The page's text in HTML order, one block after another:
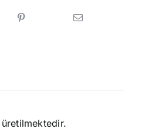
üretilmektedir.